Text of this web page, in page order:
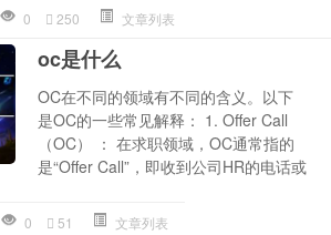
0 250 文章列表
oc是什么
OC在不同的领域有不同的含义。以下
是OC的一些常见解释： 1. Offer Call
（OC） ： 在求职领域，OC通常指的
是“Offer Call”，即收到公司HR的电话或
0 51 文章列表